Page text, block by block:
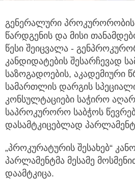
გენერალური პროკურორობის
წარდგენის და მისი
წესი შეიცვალა -
კანდიდატების შესარჩევად
საზოგადოების, აკადემიური
სამართლის დარგის
კონსულტაციები საჭირო აღარ
საპროკურორო საბჭოს
დასამტკიცებლად
„პროკურატურის შესახებ“
პარლამენტმა მესამე
დაამტკიცა.